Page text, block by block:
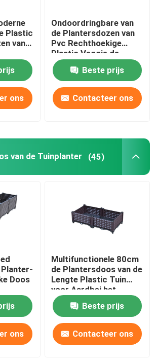
mand
Bloempotten
Plastic
van
ons
Ondoordringbare van
de Plantersdozen van
Pvc Rechthoekige
Plastic Veggie de
Plantersdozen 120cm
Lengte Beste prijs
Contacteer ons
van de Tuinplanter (45)
Doos
ons
Multifunctionele 80cm
de Plantersdoos van de
Lengte Plastic Tuin
voor Aardbei het
Planten
Beste prijs
Contacteer ons